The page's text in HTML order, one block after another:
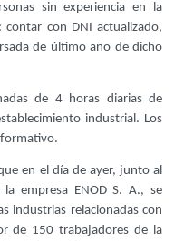
sin experiencia en la
con DNI actualizado,
de último año de dicho
de 4 horas diarias de
industrial. Los
en el día de ayer, junto al
empresa ENOD S. A., se
industrias relacionadas con
de 150 trabajadores de la